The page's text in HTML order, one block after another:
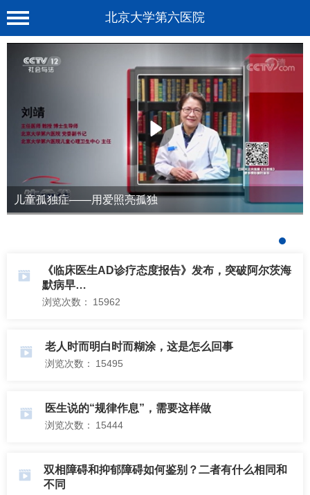
北京大学第六医院
医院概况
工作动态
科室介绍
专家介绍
就诊服务
健康科普
儿童孤独症——用爱照亮孤独
《临床医生AD诊疗态度报告》发布，突破阿尔茨海
默病早…
浏览次数： 15962
老人时而明白时而糊涂，这是怎么回事
浏览次数： 15495
医生说的“规律作息”，需要这样做
浏览次数： 15444
双相障碍和抑郁障碍如何鉴别？二者有什么相同和
不同